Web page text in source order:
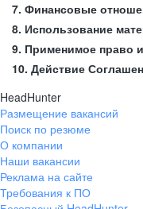
7. Финансовые
8. Использование
9. Применимое право
10. Действие
HeadHunter
Размещение вакансий
Поиск по резюме
О компании
Наши вакансии
Реклама на сайте
Требования к ПО